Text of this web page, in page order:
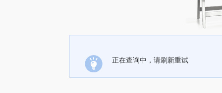
正在查询中，请刷新重试